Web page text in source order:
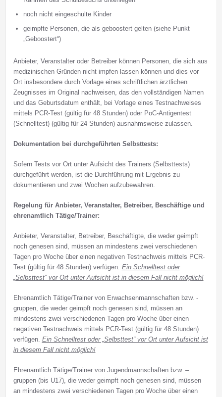
noch nicht eingeschulte Kinder
geimpfte Personen, die als geboostert gelten (siehe Punkt
„Geboostert“)
Anbieter, Veranstalter oder Betreiber können Personen, die sich aus
medizinischen Gründen nicht impfen lassen können und dies vor
Ort insbesondere durch Vorlage eines schriftlichen ärztlichen
Zeugnisses im Original nachweisen, das den vollständigen Namen
und das Geburtsdatum enthält, bei Vorlage eines Testnachweises
mittels PCR-Test (gültig für 48 Stunden) oder PoC-Antigentest
(Schnelltest) (gültig für 24 Stunden) ausnahmsweise zulassen.
Dokumentation bei durchgeführten Selbsttests:
Sofern Tests vor Ort unter Aufsicht des Trainers (Selbsttests)
durchgeführt werden, ist die Durchführung mit Ergebnis zu
dokumentieren und zwei Wochen aufzubewahren.
Regelung für Anbieter, Veranstalter, Betreiber, Beschäftige und
ehrenamtlich Tätige/Trainer:
Anbieter, Veranstalter, Betreiber, Beschäftigte, die weder geimpft
noch genesen sind, müssen an mindestens zwei verschiedenen
Tagen pro Woche über einen negativen Testnachweis mittels PCR-
Test (gültig für 48 Stunden) verfügen. Ein Schnelltest oder
„Selbsttest“ vor Ort unter Aufsicht ist in diesem Fall nicht möglich!
Ehrenamtlich Tätige/Trainer von Erwachsenmannschaften bzw. -
gruppen, die weder geimpft noch genesen sind, müssen an
mindestens zwei verschiedenen Tagen pro Woche über einen
negativen Testnachweis mittels PCR-Test (gültig für 48 Stunden)
verfügen. Ein Schnelltest oder „Selbsttest“ vor Ort unter Aufsicht ist
in diesem Fall nicht möglich!
Ehrenamtlich Tätige/Trainer von Jugendmannschaften bzw. –
gruppen (bis U17), die weder geimpft noch genesen sind, müssen
an mindestens zwei verschiedenen Tagen pro Woche über einen